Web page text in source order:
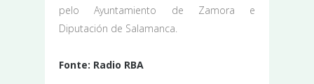
pelo Ayuntamiento de Zamora e
Diputación de Salamanca.
Fonte: Radio RBA